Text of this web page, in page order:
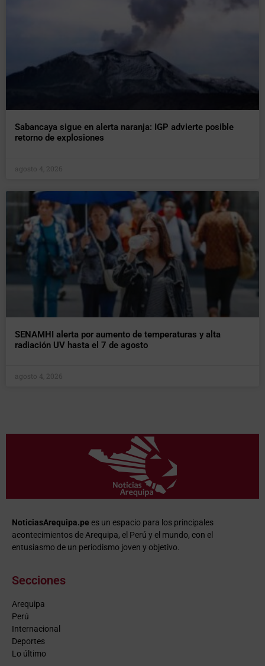
Sabancaya sigue en alerta naranja: IGP advierte posible
retorno de explosiones
agosto 4, 2026
SENAMHI alerta por aumento de temperaturas y alta
radiación UV hasta el 7 de agosto
agosto 4, 2026
NoticiasArequipa.pe es un espacio para los principales
acontecimientos de Arequipa, el Perú y el mundo, con el
entusiasmo de un periodismo joven y objetivo.
Secciones
Arequipa
Perú
Internacional
Deportes
Lo último